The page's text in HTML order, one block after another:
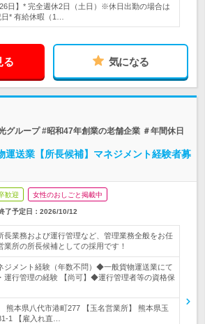
日】* 完全週休2日（土日）※休日出勤の場合は
* 有給休暇（1…
る 気になる
グループ #昭和47年創業の老舗企業 ＃年間休日
運送業【所長候補】マネジメント経験者募
歓迎 女性のおしごと掲載中
了予定日： 2026/10/12
長業務および運行管理など、管理業務全般をお任
所の所長候補としての採用です！
ジメント経験（年数不問）◆一般貨物運送業にて
運行管理の経験 【尚可】◆運行管理者等の資格保
熊本県八代市港町277 【玉名営業所】 熊本県玉
1 【雇入れ直…